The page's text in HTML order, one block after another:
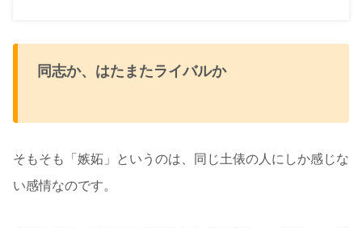
同志か、はたまたライバルか
そもそも「嫉妬」というのは、同じ土俵の人にしか感じな
い感情なのです。